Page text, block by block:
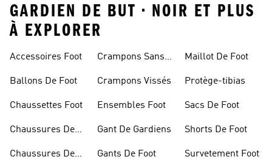
GARDIEN DE BUT • NOIR ET PLUS
À EXPLORER
Accessoires Foot
Ballons De Foot
Chaussettes Foot
Chaussures De
Chaussures De
Crampons Sans
Crampons Vissés
Ensembles Foot
Gant De Gardiens
Gants De Foot
Maillot De Foot
Protège-tibias
Sacs De Foot
Shorts De Foot
Survetement Foot